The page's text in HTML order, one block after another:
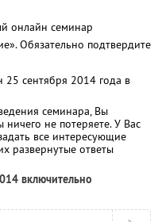
онлайн семинар
Обязательно подтвердите
сентября 2014 года в
семинара, Вы
ничего не потеряете. У Вас
все интересующие
развернутые ответы
включительно